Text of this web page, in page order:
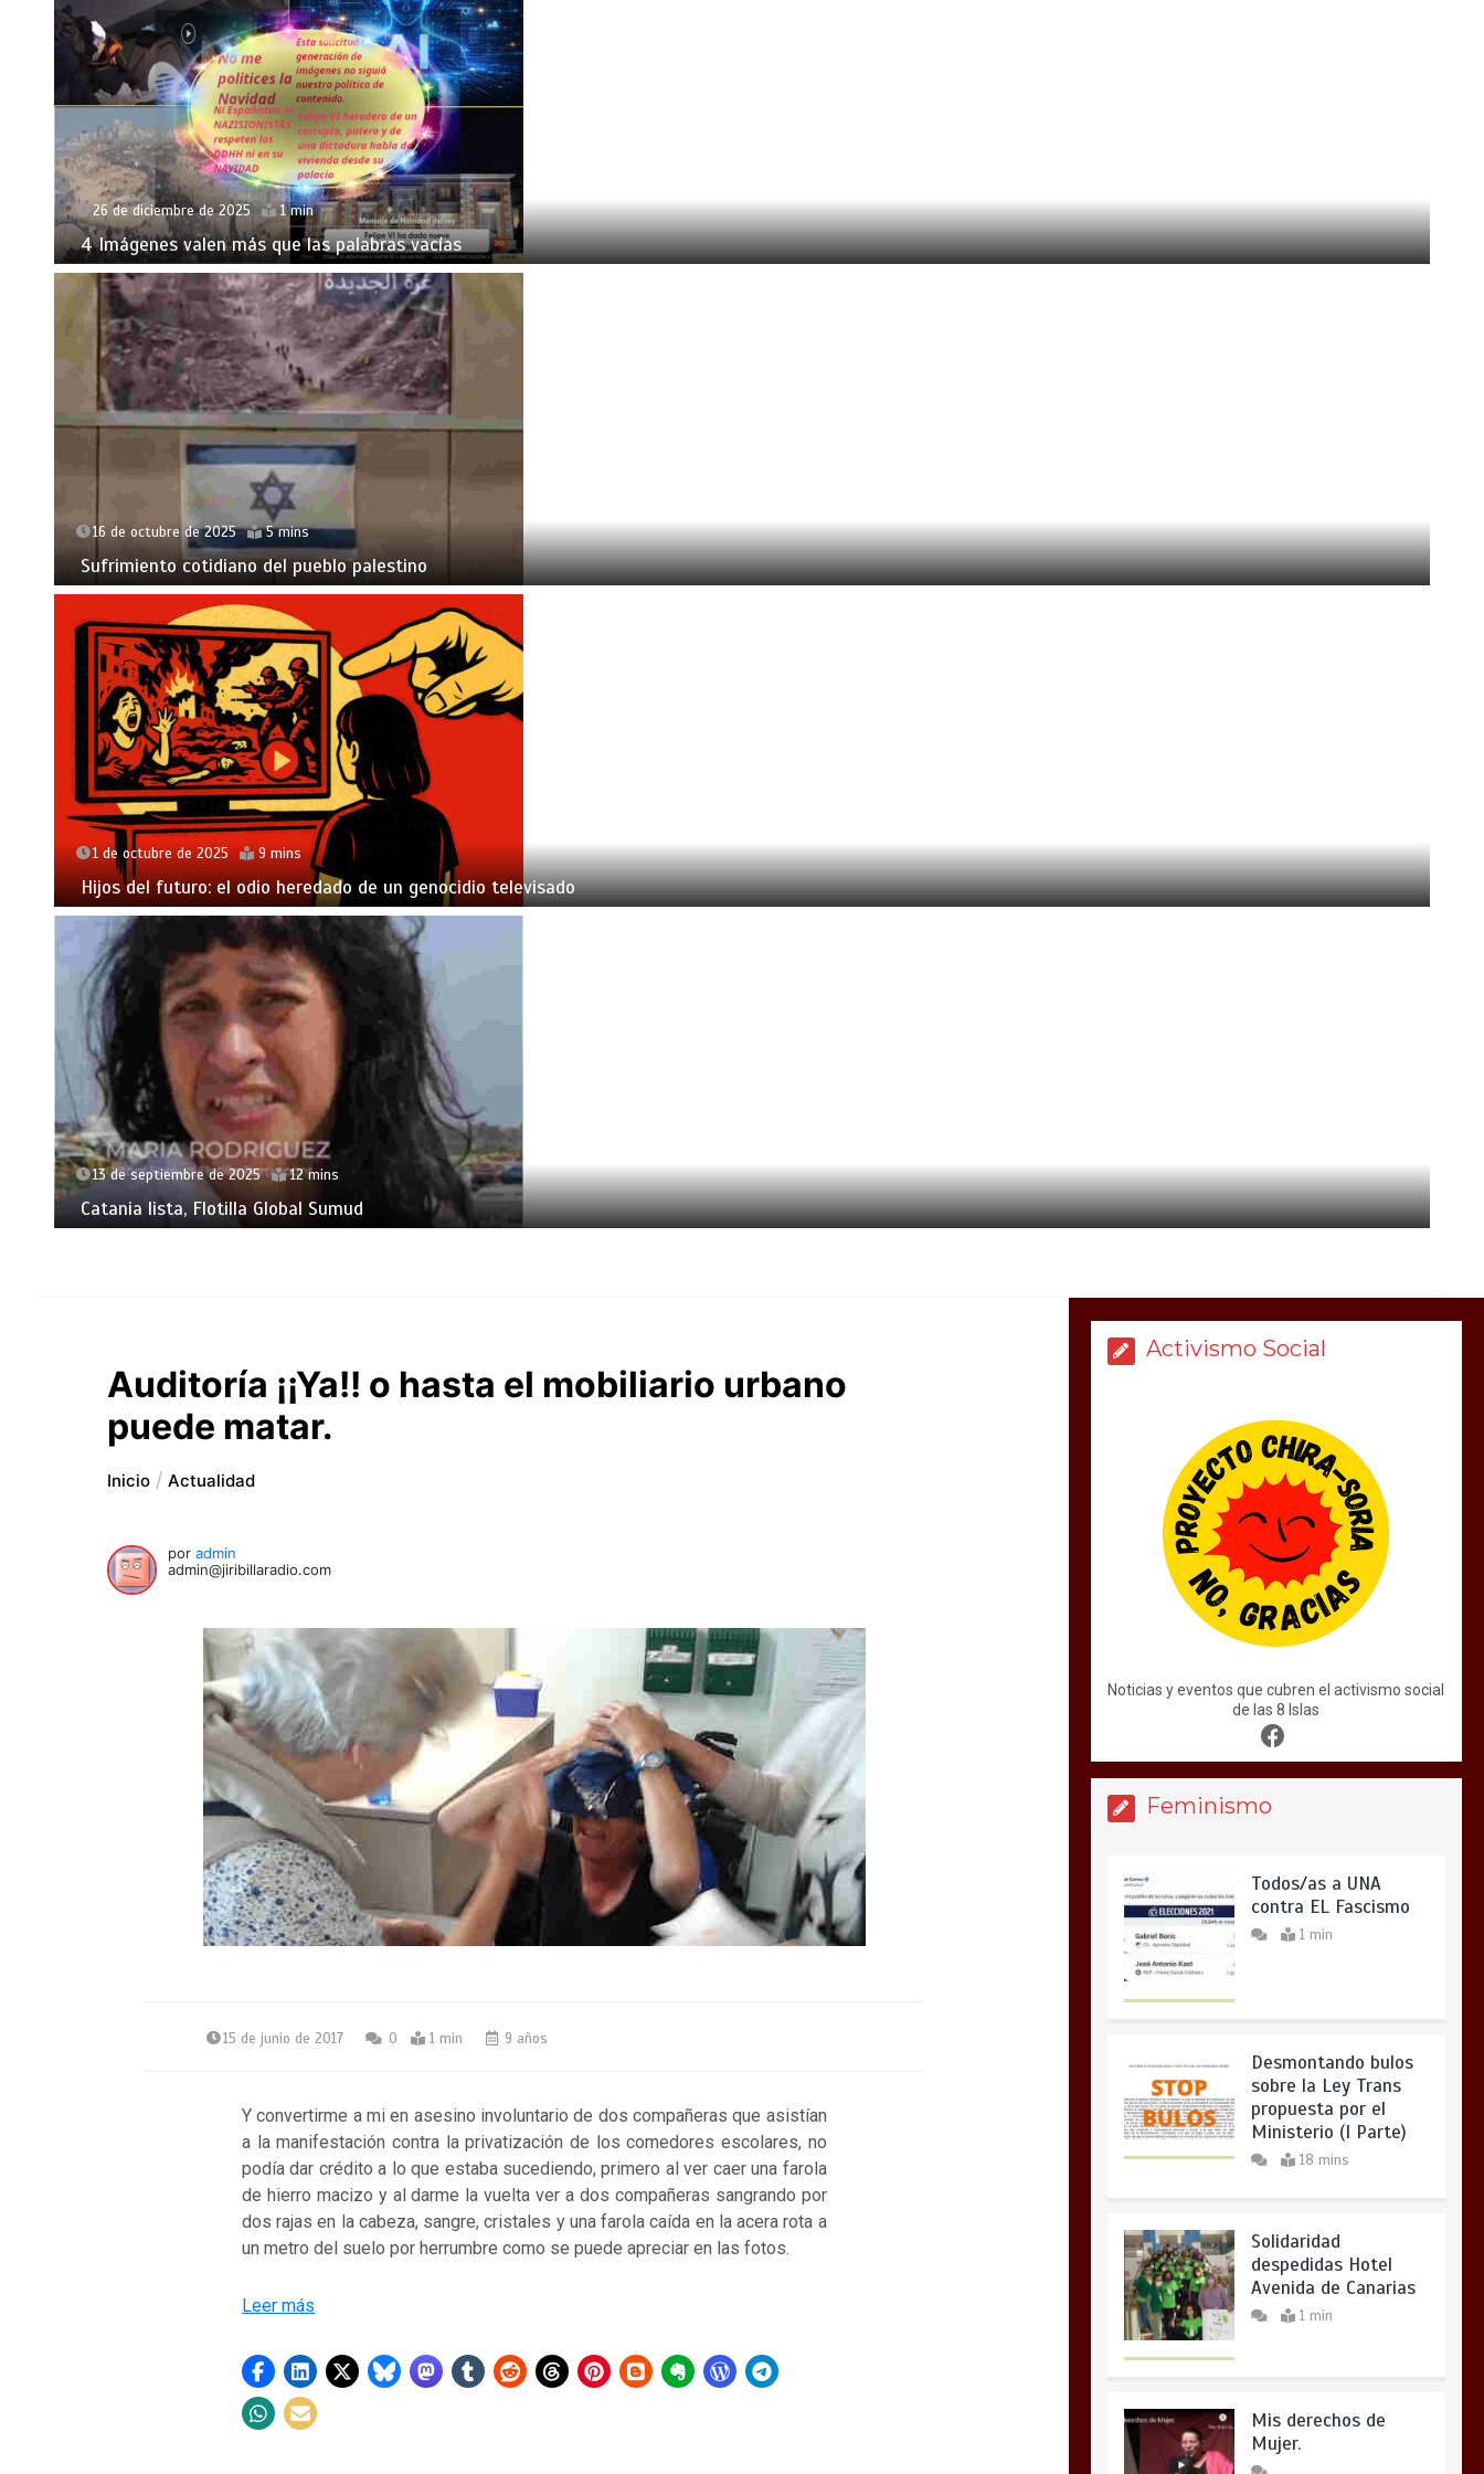
26 de diciembre de 2025 1 min
4 Imágenes valen más que las palabras vacías
16 de octubre de 2025 5 mins
Sufrimiento cotidiano del pueblo palestino
1 de octubre de 2025 9 mins
Hijos del futuro: el odio heredado de un genocidio televisado
13 de septiembre de 2025 12 mins
Catania lista, Flotilla Global Sumud
Auditoría ¡¡Ya!! o hasta el mobiliario urbano
puede matar.
Inicio Actualidad
por admin
admin@jiribillaradio.com
15 de junio de 2017 0 1 min 9 años
Y convertirme a mi en asesino involuntario de dos compañeras que asistían
a la manifestación contra la privatización de los comedores escolares, no
podía dar crédito a lo que estaba sucediendo, primero al ver caer una farola
de hierro macizo y al darme la vuelta ver a dos compañeras sangrando por
dos rajas en la cabeza, sangre, cristales y una farola caída en la acera rota a
un metro del suelo por herrumbre como se puede apreciar en las fotos.
Leer más
Activismo Social
Noticias y eventos que cubren el activismo social
de las 8 Islas
Feminismo
Todos/as a UNA
contra EL Fascismo
1 min
Desmontando bulos
sobre la Ley Trans
propuesta por el
Ministerio (I Parte)
18 mins
Solidaridad
despedidas Hotel
Avenida de Canarias
1 min
Mis derechos de
Mujer.